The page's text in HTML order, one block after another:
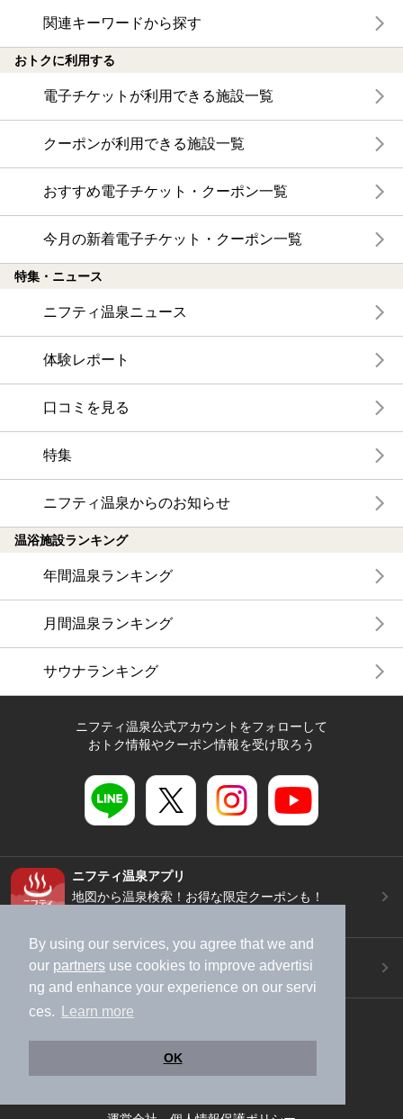
By using our services, you agree that we and
our partners use cookies to improve advertisi
ng and enhance your experience on our servi
ces.
Learn more
OK
関連キーワードから探す
おトクに利用する
電子チケットが利用できる施設一覧
クーポンが利用できる施設一覧
おすすめ電子チケット・クーポン一覧
今月の新着電子チケット・クーポン一覧
特集・ニュース
ニフティ温泉ニュース
体験レポート
口コミを見る
特集
ニフティ温泉からのお知らせ
温浴施設ランキング
年間温泉ランキング
月間温泉ランキング
サウナランキング
ニフティ温泉公式アカウントをフォローして
おトク情報やクーポン情報を受け取ろう
ニフティ温泉アプリ
地図から温泉検索！お得な限定クーポンも！
ご意見ご要望 ・お問い合わせ
施設データの新規追加や修正依頼もこちらから
加盟店募集（資料請求）
広告出稿のご案内
ライフスタイルMEMBERS+規約